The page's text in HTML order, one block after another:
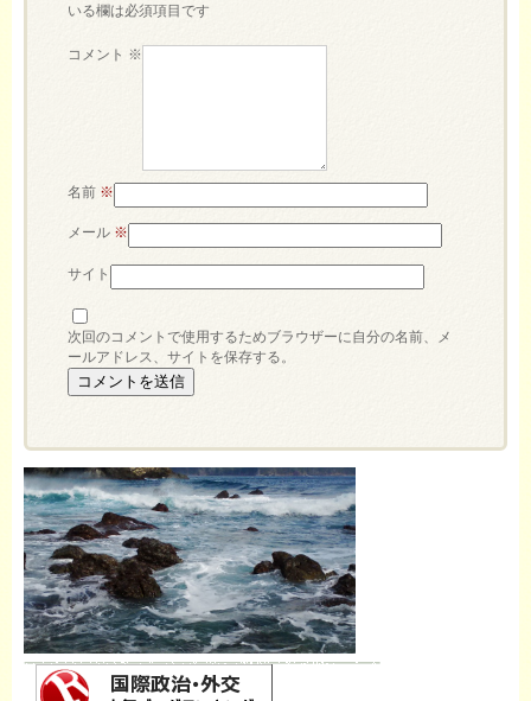
いる欄は必須項目です
コメント ※
名前 ※
メール ※
サイト
次回のコメントで使用するためブラウザーに自分の名前、メ
ールアドレス、サイトを保存する。